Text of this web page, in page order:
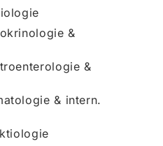
&
&
& intern.